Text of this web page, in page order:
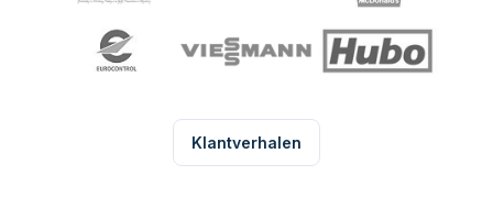
Klantverhalen